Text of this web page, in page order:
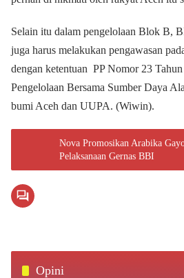
Selain itu dalam pengelolaan Blok B,
juga harus melakukan pengawasan
dengan ketentuan PP Nomor 23
Pengelolaan Bersama Sumber Daya
bumi Aceh dan UUPA. (Wiwin).
Nova Promosikan Arabika
Pelaksanaan Gernas BBI
Opini